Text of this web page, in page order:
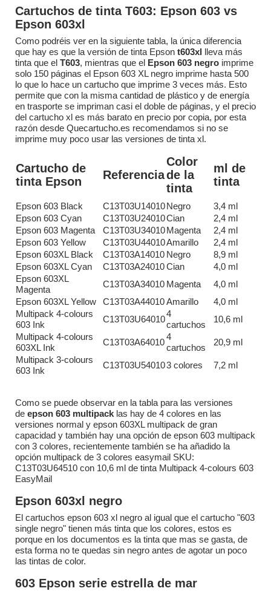
Cartuchos de tinta T603: Epson 603 vs
Epson 603xl
Como podréis ver en la siguiente tabla, la única diferencia
que hay es que la versión de tinta Epson t603xl
lleva más
tinta que el T603, mientras que el Epson 603 negro imprime
solo 150 páginas el Epson 603 XL negro imprime hasta 500
lo que lo hace un cartucho que imprime 3 veces más. Esto
permite que con la misma cantidad de plástico y de energía
en trasporte se impriman casi el doble de páginas, y el precio
del cartucho xl es más barato en precio por copia, por esta
razón desde Quecartucho.es recomendamos si no se
imprime muy poco usar las versiones de tinta xl.
Cartucho de
tinta Epson
Referencia
Color
de la
tinta
ml de
tinta
Epson 603 Black C13T03U14010 Negro
3,4 ml
Epson 603 Cyan
C13T03U24010Cian
2,4 ml
Epson 603 Magenta
C13T03U34010 Magenta
2,4 ml
Epson 603 Yellow
C13T03U44010Amarillo
2,4 ml
Epson 603XL Black
C13T03A14010 Negro
8,9 ml
Epson 603XL Cyan
C13T03A24010Cian
4,0 ml
Epson 603XL
Magenta
C13T03A34010 Magenta
4,0 ml
Epson 603XL Yellow
C13T03A44010Amarillo
4,0 ml
Multipack 4-colours
603 Ink
C13T03U64010
4
cartuchos
10,6 ml
Multipack 4-colours
603XL Ink
C13T03A64010
4
cartuchos
20,9 ml
Multipack 3-colours
603 Ink
C13T03U540103 colores 7,2 ml
Como se puede observar en la tabla para las versiones
de epson 603 multipack las hay de 4 colores en las
versiones normal y epson 603XL multipack de gran
capacidad y también hay una opción de epson 603 multipack
con 3 colores, recientemente también se ha añadido la
opción multipack de 3 colores easymail SKU:
C13T03U64510 con 10,6 ml de tinta Multipack 4-colours 603
EasyMail
Epson 603xl negro
El cartuchos epson 603 xl negro al igual que el cartucho "603
single negro" tienen más tinta que los colores, estos es
porque en los documentos es la tinta que mas se gasta, de
esta forma no te quedas sin negro antes de agotar un poco
las tintas de color.
603 Epson serie estrella de mar